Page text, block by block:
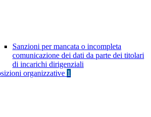
Sanzioni per mancata o incompleta
comunicazione dei dati da parte dei titolari
di incarichi dirigenziali
organizzative 1